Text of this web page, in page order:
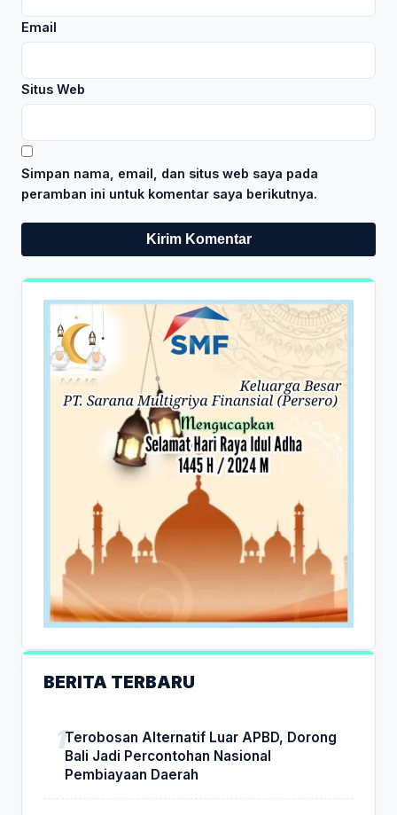
Email
Situs Web
Simpan nama, email, dan situs web saya pada
peramban ini untuk komentar saya berikutnya.
BERITA TERBARU
Terobosan Alternatif Luar APBD, Dorong
Bali Jadi Percontohan Nasional
Pembiayaan Daerah